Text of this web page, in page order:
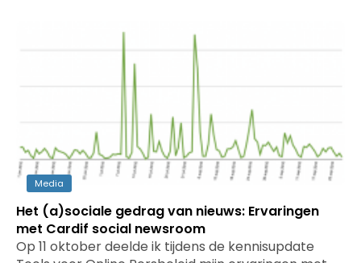
Media
Het (a)sociale gedrag van nieuws: Ervaringen
met Cardif social newsroom
Op 11 oktober deelde ik tijdens de kennisupdate